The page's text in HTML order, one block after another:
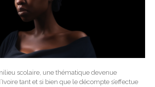
scolaire, une thématique devenue
tant et si bien que le décompte s’effectue